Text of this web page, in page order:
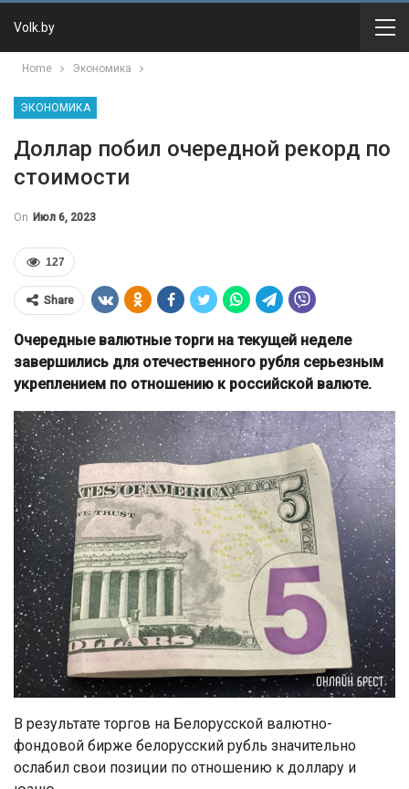
Volk.by
Home Экономика
ЭКОНОМИКА
Доллар побил очередной рекорд по
стоимости
On Июл 6, 2023
127
Share
Очередные валютные торги на текущей неделе
завершились для отечественного рубля серьезным
укреплением по отношению к российской валюте.
В результате торгов на Белорусской валютно-
фондовой бирже белорусский рубль значительно
ослабил свои позиции по отношению к доллару и